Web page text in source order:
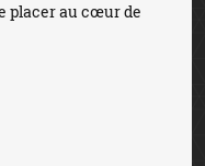
placer au cœur de